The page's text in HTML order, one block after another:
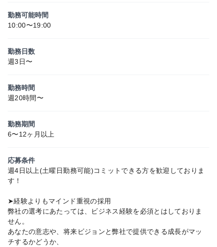
勤務可能時間
10:00〜19:00
勤務日数
週3日〜
勤務時間
週20時間〜
勤務期間
6〜12ヶ月以上
応募条件
週4日以上(土曜日勤務可能)コミットできる方を歓迎しておりま
す！
➤経験よりもマインド重視の採用
弊社の選考にあたっては、ビジネス経験を必須とはしておりま
せん。
あなたの意志や、将来ビジョンと弊社で提供できる成長がマッ
チするかどうか、